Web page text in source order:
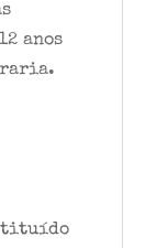
anos